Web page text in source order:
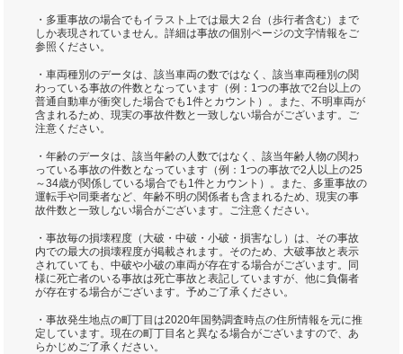
・多重事故の場合でもイラスト上では最大２台（歩行者含む）まで
しか表現されていません。詳細は事故の個別ページの文字情報をご
参照ください。
・車両種別のデータは、該当車両の数ではなく、該当車両種別の関
わっている事故の件数となっています（例：1つの事故で2台以上の
普通自動車が衝突した場合でも1件とカウント）。また、不明車両が
含まれるため、現実の事故件数と一致しない場合がございます。ご
注意ください。
・年齢のデータは、該当年齢の人数ではなく、該当年齢人物の関わ
っている事故の件数となっています（例：1つの事故で2人以上の25
～34歳が関係している場合でも1件とカウント）。また、多重事故の
運転手や同乗者など、年齢不明の関係者も含まれるため、現実の事
故件数と一致しない場合がございます。ご注意ください。
・事故毎の損壊程度（大破・中破・小破・損害なし）は、その事故
内での最大の損壊程度が掲載されます。そのため、大破事故と表示
されていても、中破や小破の車両が存在する場合がございます。同
様に死亡者のいる事故は死亡事故と表記していますが、他に負傷者
が存在する場合がございます。予めご了承ください。
・事故発生地点の町丁目は2020年国勢調査時点の住所情報を元に推
定しています。現在の町丁目名と異なる場合がございますので、あ
らかじめご了承ください。